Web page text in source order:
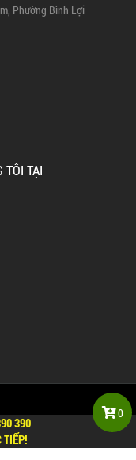
0
Phường Bình Lợi
TÔI TẠI
bạn
390
TIẾP!